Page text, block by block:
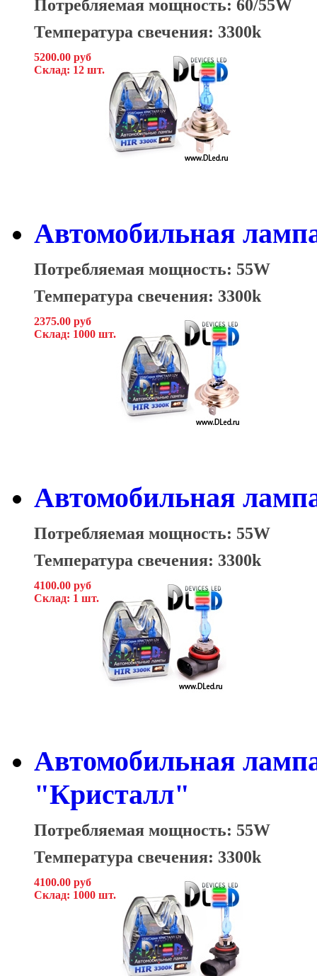
Потребляемая мощность: 60/55W
Температура свечения: 3300k
5200.00 руб
Склад: 12 шт.
Автомобильная
Потребляемая мощность: 55W
Температура свечения: 3300k
2375.00 руб
Склад: 1000 шт.
Автомобильная
Потребляемая мощность: 55W
Температура свечения: 3300k
4100.00 руб
Склад: 1 шт.
Автомобильная
"Кристалл"
Потребляемая мощность: 55W
Температура свечения: 3300k
4100.00 руб
Склад: 1000 шт.